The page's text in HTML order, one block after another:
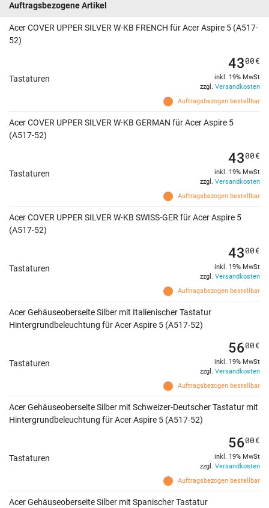
Auftragsbezogene Artikel
Acer COVER UPPER SILVER W-KB FRENCH für Acer Aspire 5 (A517-
52)
Tastaturen
Auftragsbezogen bestellbar
4300€
inkl. 19% MwSt
zzgl. Versandkosten
Acer COVER UPPER SILVER W-KB GERMAN für Acer Aspire 5
(A517-52)
Tastaturen
Auftragsbezogen bestellbar
4300€
inkl. 19% MwSt
zzgl. Versandkosten
Acer COVER UPPER SILVER W-KB SWISS-GER für Acer Aspire 5
(A517-52)
Tastaturen
Auftragsbezogen bestellbar
4300€
inkl. 19% MwSt
zzgl. Versandkosten
Acer Gehäuseoberseite Silber mit Italienischer Tastatur
Hintergrundbeleuchtung für Acer Aspire 5 (A517-52)
Tastaturen
Auftragsbezogen bestellbar
5600€
inkl. 19% MwSt
zzgl. Versandkosten
Acer Gehäuseoberseite Silber mit Schweizer-Deutscher Tastatur mit
Hintergrundbeleuchtung für Acer Aspire 5 (A517-52)
Tastaturen
Auftragsbezogen bestellbar
5600€
inkl. 19% MwSt
zzgl. Versandkosten
Acer Gehäuseoberseite Silber mit Spanischer Tastatur